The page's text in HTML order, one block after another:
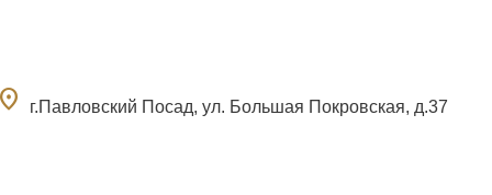
г.Павловский Посад, ул. Большая Покровская, д.37